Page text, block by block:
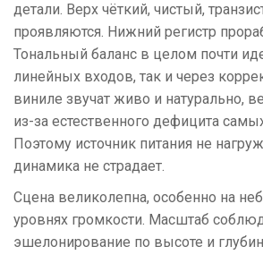
детали. Верх чёткий, чистый,
проявляются. Нижний регистр
Тональный баланс в целом почти
линейных входов, так и через
виниле звучат живо и натурально,
из-за естественного дефицита
Поэтому источник питания не
динамика не страдает.
Сцена великолепна, особенно на
уровнях громкости. Масштаб
эшелонирование по высоте и